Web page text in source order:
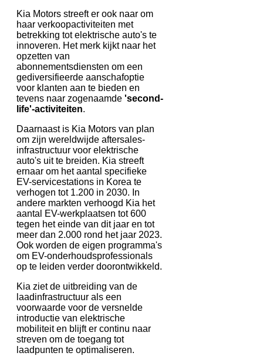
Kia Motors streeft er ook naar om
haar verkoopactiviteiten met
betrekking tot elektrische auto's te
innoveren. Het merk kijkt naar het
opzetten van
abonnementsdiensten om een
gediversifieerde aanschafoptie
voor klanten aan te bieden en
tevens naar zogenaamde 'second-
life'-activiteiten.
Daarnaast is Kia Motors van plan
om zijn wereldwijde aftersales-
infrastructuur voor elektrische
auto's uit te breiden. Kia streeft
ernaar om het aantal specifieke
EV-servicestations in Korea te
verhogen tot 1.200 in 2030. In
andere markten verhoogd Kia het
aantal EV-werkplaatsen tot 600
tegen het einde van dit jaar en tot
meer dan 2.000 rond het jaar 2023.
Ook worden de eigen programma's
om EV-onderhoudsprofessionals
op te leiden verder doorontwikkeld.
Kia ziet de uitbreiding van de
laadinfrastructuur als een
voorwaarde voor de versnelde
introductie van elektrische
mobiliteit en blijft er continu naar
streven om de toegang tot
laadpunten te optimaliseren.